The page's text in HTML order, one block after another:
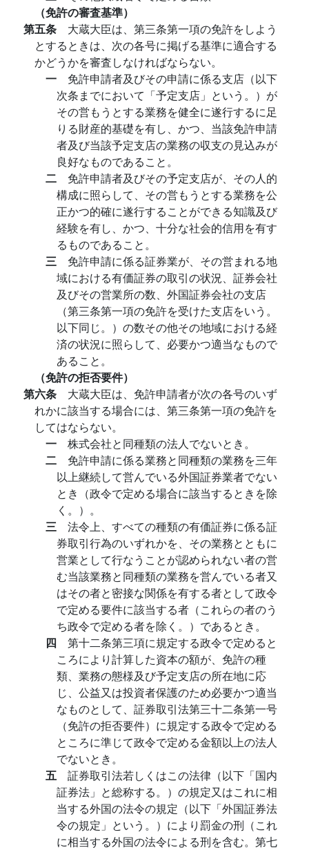
（免許の審査基準）
第五条 大蔵大臣は、第三条第一項の免許をしよう
とするときは、次の各号に掲げる基準に適合する
かどうかを審査しなければならない。
一 免許申請者及びその申請に係る支店（以下
次条までにおいて「予定支店」という。）が
その営もうとする業務を健全に遂行するに足
りる財産的基礎を有し、かつ、当該免許申請
者及び当該予定支店の業務の収支の見込みが
良好なものであること。
二 免許申請者及びその予定支店が、その人的
構成に照らして、その営もうとする業務を公
正かつ的確に遂行することができる知識及び
経験を有し、かつ、十分な社会的信用を有す
るものであること。
三 免許申請に係る証券業が、その営まれる地
域における有価証券の取引の状況、証券会社
及びその営業所の数、外国証券会社の支店
（第三条第一項の免許を受けた支店をいう。
以下同じ。）の数その他その地域における経
済の状況に照らして、必要かつ適当なもので
あること。
（免許の拒否要件）
第六条 大蔵大臣は、免許申請者が次の各号のいず
れかに該当する場合には、第三条第一項の免許を
してはならない。
一 株式会社と同種類の法人でないとき。
二 免許申請に係る業務と同種類の業務を三年
以上継続して営んでいる外国証券業者でない
とき（政令で定める場合に該当するときを除
く。）。
三 法令上、すべての種類の有価証券に係る証
券取引行為のいずれかを、その業務とともに
営業として行なうことが認められない者の営
む当該業務と同種類の業務を営んでいる者又
はその者と密接な関係を有する者として政令
で定める要件に該当する者（これらの者のう
ち政令で定める者を除く。）であるとき。
四 第十二条第三項に規定する政令で定めると
ころにより計算した資本の額が、免許の種
類、業務の態様及び予定支店の所在地に応
じ、公益又は投資者保護のため必要かつ適当
なものとして、証券取引法第三十二条第一号
（免許の拒否要件）に規定する政令で定める
ところに準じて政令で定める金額以上の法人
でないとき。
五 証券取引法若しくはこの法律（以下「国内
証券法」と総称する。）の規定又はこれに相
当する外国の法令の規定（以下「外国証券法
令の規定」という。）により罰金の刑（これ
に相当する外国の法令による刑を含む。第七